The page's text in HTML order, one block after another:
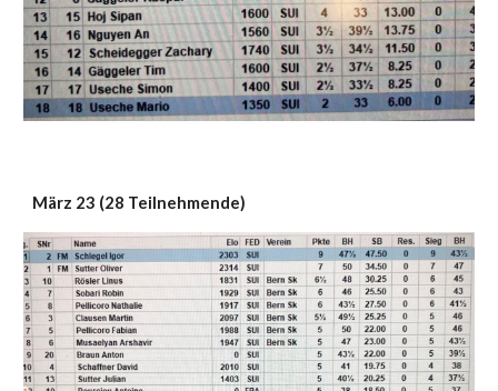
März 23 (28 Teilnehmende)